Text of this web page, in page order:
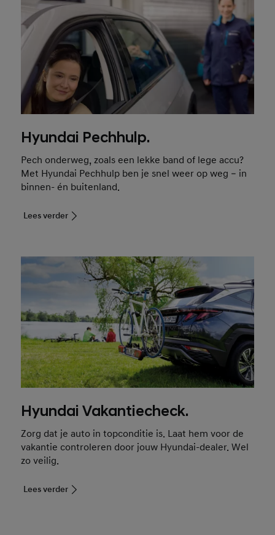
Hyundai Pechhulp.
Pech onderweg, zoals een lekke band of lege accu?
Met Hyundai Pechhulp ben je snel weer op weg – in
binnen- én buitenland.
Lees verder
Hyundai Vakantiecheck.
Zorg dat je auto in topconditie is. Laat hem voor de
vakantie controleren door jouw Hyundai-dealer. Wel
zo veilig.
Lees verder